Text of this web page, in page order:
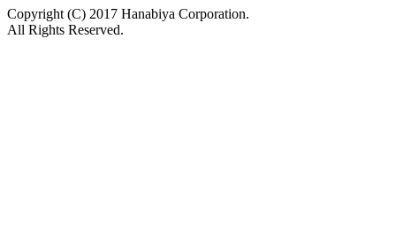
Copyright (C) 2017 Hanabiya Corporation.
All Rights Reserved.